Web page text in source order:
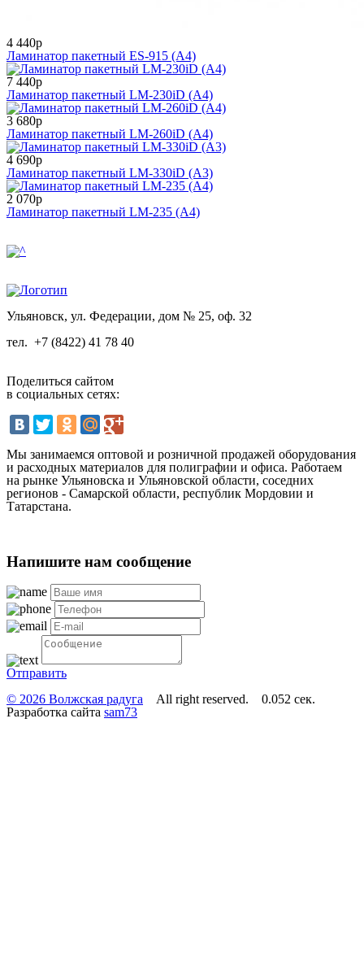
4 440р
Ламинатор пакетный ES-915 (А4)
7 440р
Ламинатор пакетный LM-230iD (А4)
3 680р
Ламинатор пакетный LM-260iD (А4)
4 690р
Ламинатор пакетный LM-330iD (А3)
2 070р
Ламинатор пакетный LM-235 (А4)
Ульяновск, ул. Федерации, дом № 25, оф. 32
тел. +7 (8422) 41 78 40
Поделиться сайтом
в социальных сетях:
Мы занимаемся оптовой и розничной продажей оборудования
и расходных материалов для полиграфии и офиса. Работаем
на рынке Ульяновска и Ульяновской области, соседних
регионов - Самарской области, республик Мордовии и
Татарстана.
Напишите нам сообщение
Отправить
© 2026 Волжская радуга All right reserved. 0.052 сек.
Разработка сайта sam73